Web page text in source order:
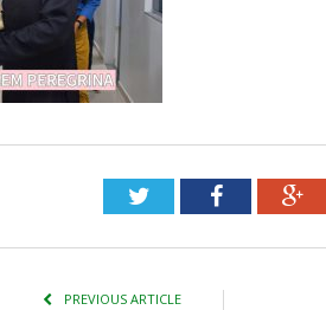
TwitterFacebook
PREVIOUS ARTICLE